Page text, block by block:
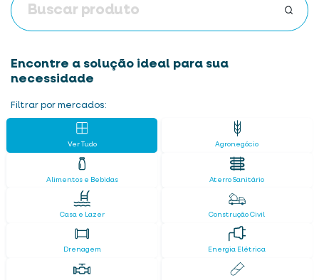
Encontre a solução ideal para sua
necessidade
Filtrar por mercados:
Ver Tudo Agronegócio
Alimentos e Bebidas Aterro Sanitário
Casa e Lazer Construção Civil
Drenagem Energia Elétrica